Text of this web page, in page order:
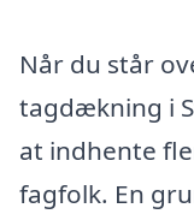
Når du står
tagdækning i
at indhente
fagfolk. En